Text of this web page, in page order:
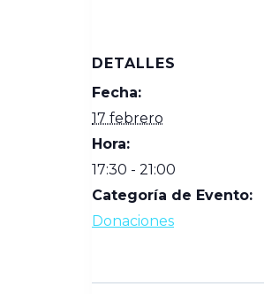
DETALLES
Fecha:
17 febrero
Hora:
17:30 - 21:00
Categoría de Evento:
Donaciones